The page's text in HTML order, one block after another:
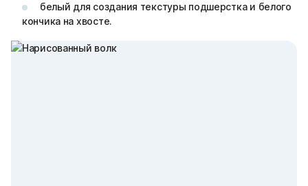
белый для создания текстуры подшерстка и белого
кончика на хвосте.